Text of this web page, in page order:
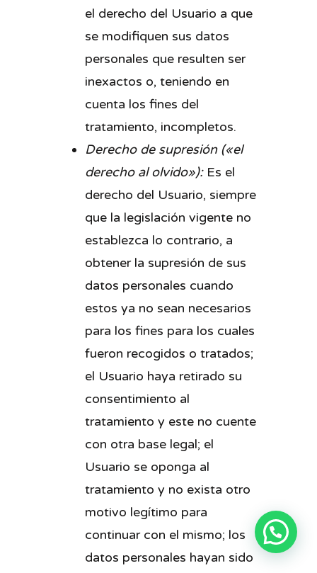
el derecho del Usuario a que
se modifiquen sus datos
personales que resulten ser
inexactos o, teniendo en
cuenta los fines del
tratamiento, incompletos.
Derecho de supresión («el
derecho al olvido»):Es el
derecho del Usuario, siempre
que la legislación vigente no
establezca lo contrario, a
obtener la supresión de sus
datos personales cuando
estos ya no sean necesarios
para los fines para los cuales
fueron recogidos o tratados;
el Usuario haya retirado su
consentimiento al
tratamiento y este no cuente
con otra base legal; el
Usuario se oponga al
tratamiento y no exista otro
motivo legítimo para
continuar con el mismo; los
datos personales hayan sido
¿Podemos ayudarte?